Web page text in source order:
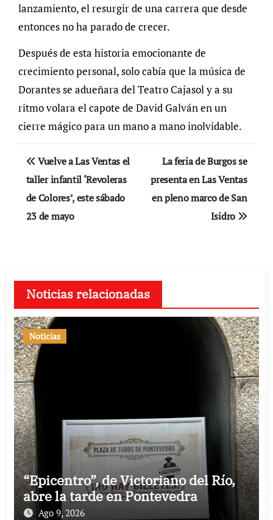
lanzamiento, el resurgir de una carrera que desde
entonces no ha parado de crecer.
Después de esta historia emocionante de
crecimiento personal, solo cabía que la música de
Dorantes se adueñara del Teatro Cajasol y a su
ritmo volara el capote de David Galván en un
cierre mágico para un mano a mano inolvidable.
Navegación
de
entradas
Vuelve a Las Ventas el
taller infantil ‘Revoleras
de Colores’, este sábado
23 de mayo
La feria de Burgos se
presenta en Las Ventas
en pleno marco de San
Isidro
Noticias relacionadas
Noticias
“Epicentro”, de Victoriano del Río,
abre la tarde en Pontevedra
Ago 9, 2026